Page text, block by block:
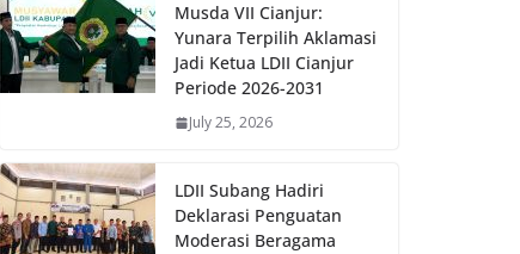
Musda VII Cianjur:
Yunara Terpilih Aklamasi
Jadi Ketua LDII Cianjur
Periode 2026-2031
July 25, 2026
LDII Subang Hadiri
Deklarasi Penguatan
Moderasi Beragama